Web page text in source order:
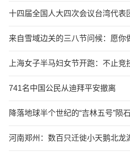
十四届全国人大四次会议台湾代表
来自雪域边关的三八节问候：愿你
上海女子半马妇女节开跑：不止竞
741名中国公民从迪拜平安撤离
降落地球半个世纪的“吉林五号”陨
河南郑州：数百只迁徙小天鹅北龙